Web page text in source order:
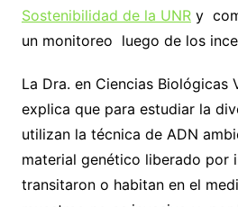
Sostenibilidad de la UNRy
un monitoreo luego de los
La Dra. en Ciencias Biológicas
explica que para estudiar la
utilizan la técnica de ADN
material genético liberado por
transitaron o habitan en el